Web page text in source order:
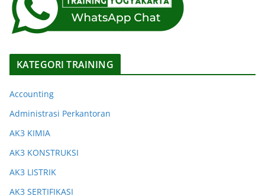
KATEGORI TRAINING
Accounting
Administrasi Perkantoran
AK3 KIMIA
AK3 KONSTRUKSI
AK3 LISTRIK
AK3 SERTIFIKASI